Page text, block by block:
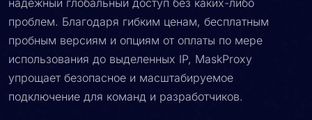
надежный глобальный доступ без каких-либо
проблем. Благодаря гибким ценам, бесплатным
пробным версиям и опциям от оплаты по мере
использования до выделенных IP, MaskProxy
упрощает безопасное и масштабируемое
подключение для команд и разработчиков.